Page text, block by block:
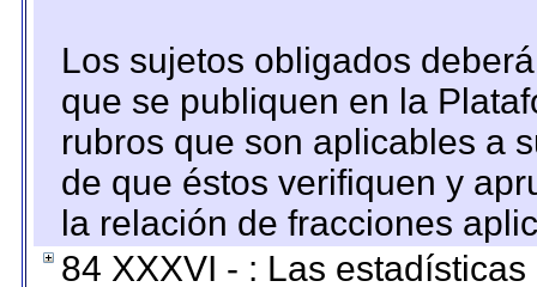
Los sujetos obligados
que se publiquen en la
rubros que son aplicables a
de que éstos verifiquen y
la relación de fracciones
84 XXXVI - : Las